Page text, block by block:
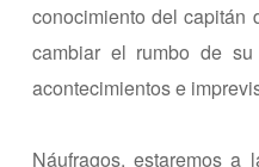
conocimiento del capitán
cambiar el rumbo de su
acontecimientos e
Náufragos, estaremos a